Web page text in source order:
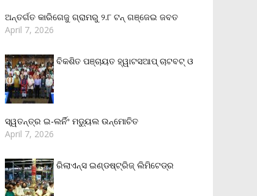
ଅନ୍ତର୍ଗତ କାରିଗେଜୁ ଗ୍ରାମରୁ ୨.୮ ଟନ୍ ଗଞ୍ଜେଇ ଜବତ
April 7, 2026
ବିକଶିତ ପଞ୍ଚାୟତ ହ୍ୱାଟସଆପ୍ ଚାଟବଟ୍ ଓ
ସ୍ୱତନ୍ତ୍ର ଇ-ଲର୍ନିଂ ମଡ୍ୟୁଲ ଉନ୍ମୋଚିତ
April 7, 2026
ରିଲାଏନ୍‌ସ ଇଣ୍ଡଷ୍ଟ୍ରିଜ୍ ଲିମିଟେଡ୍‌ର